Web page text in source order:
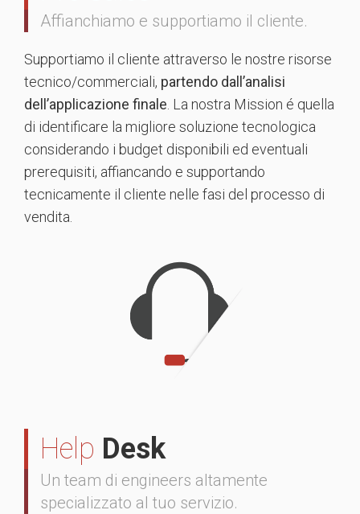
Affianchiamo e supportiamo il cliente.
Supportiamo il cliente attraverso le nostre risorse
tecnico/commerciali, partendo dall’analisi
dell’applicazione finale . La nostra Mission é quella
di identificare la migliore soluzione tecnologica
considerando i budget disponibili ed eventuali
prerequisiti, affiancando e supportando
tecnicamente il cliente nelle fasi del processo di
vendita.
Help Desk
Un team di engineers altamente
specializzato al tuo servizio.